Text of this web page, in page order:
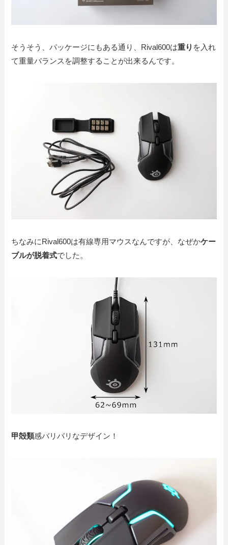
そうそう、パッケージにもある通り、Rival600は重り を入れ
て重量バランスを調整することが出来るんです。
ちなみにRival600は有線専用マウスなんですが、なぜかケー
ブルが脱着式でした。
甲殻類感バリバリなデザイン！